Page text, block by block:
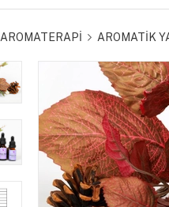
AROMATERAPİ AROMATİK